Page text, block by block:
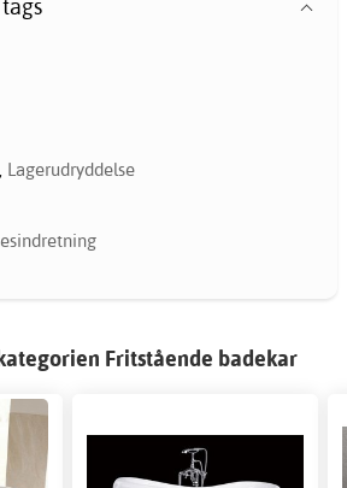
, Lagerudryddelse
Fritstående badekar